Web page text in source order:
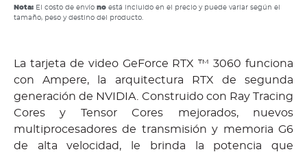
Nota: El costo de envío no está incluido en el precio y puede variar según el
tamaño, peso y destino del producto.
La tarjeta de video GeForce RTX ™ 3060 funciona
con Ampere, la arquitectura RTX de segunda
generación de NVIDIA. Construido con Ray Tracing
Cores y Tensor Cores mejorados, nuevos
multiprocesadores de transmisión y memoria G6
de alta velocidad, le brinda la potencia que